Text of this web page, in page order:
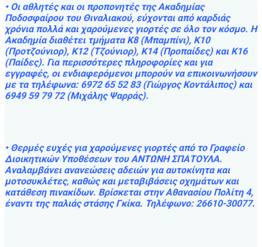
• Οι αθλητές και οι προπονητές της Ακαδημίας
Ποδοσφαίρου του Θιναλιακού, εύχονται από καρδιάς
χρόνια πολλά και χαρούμενες γιορτές σε όλο τον κόσμο. Η
Ακαδημία διαθέτει τμήματα Κ8 (Μπαμπίνι), Κ10
(Προτζούνιορ), Κ12 (Τζούνιορ), Κ14 (Προπαίδες) και Κ16
(Παίδες). Για περισσότερες πληροφορίες και για
εγγραφές, οι ενδιαφερόμενοι μπορούν να επικοινωνήσουν
με τα τηλέφωνα: 6972 65 52 83 (Γιώργος Κοντάλιπος) και
6949 59 79 72 (Μιχάλης Ψαρράς).
• Θερμές ευχές για χαρούμενες γιορτές από το Γραφείο
Διοικητικών Υποθέσεων του ΑΝΤΩΝΗ ΣΠΑΤΟΥΛΑ.
Αναλαμβάνει ανανεώσεις αδειών για αυτοκίνητα και
μοτοσυκλέτες, καθώς και μεταβιβάσεις οχημάτων και
κατάθεση πινακίδων. Βρίσκεται στην Αθανασίου Πολίτη 4,
έναντι της παλιάς στάσης Γκίκα. Τηλέφωνο: 26610-30077.